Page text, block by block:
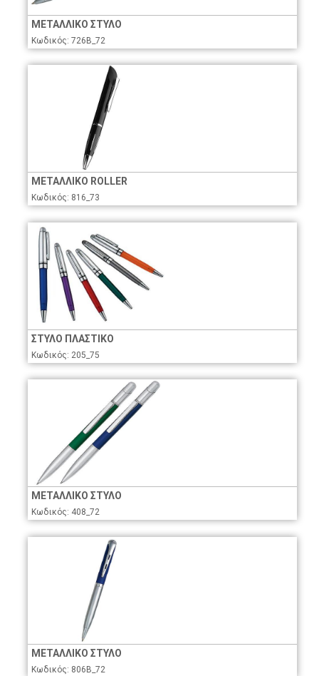
ΜΕΤΑΛΛΙΚΟ ΣΤΥΛΟ
Κωδικός: 726Β_72
ΜΕΤΑΛΛΙΚΟ ROLLER
Κωδικός: 816_73
ΣΤΥΛΟ ΠΛΑΣΤΙΚΟ
Κωδικός: 205_75
ΜΕΤΑΛΛΙΚΟ ΣΤΥΛΟ
Κωδικός: 408_72
ΜΕΤΑΛΛΙΚΟ ΣΤΥΛΟ
Κωδικός: 806B_72